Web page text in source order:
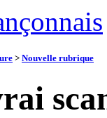
> Nouvelle rubrique